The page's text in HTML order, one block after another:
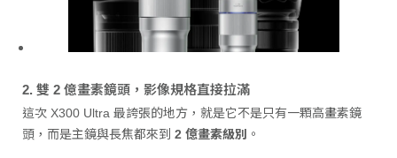
2. 雙 2 億畫素鏡頭，影像規格直接拉滿
這次 X300 Ultra 最誇張的地方，就是它不是只有一顆高畫素鏡
頭，而是主鏡與長焦都來到 2 億畫素級別 。